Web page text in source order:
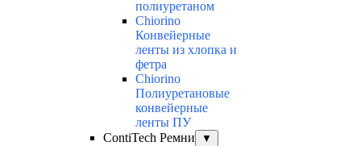
полиуретаном
Chiorino
Конвейерные
ленты из хлопка и
фетра
Chiorino
Полиуретановые
конвейерные
ленты ПУ
ContiTech Ремни
▼